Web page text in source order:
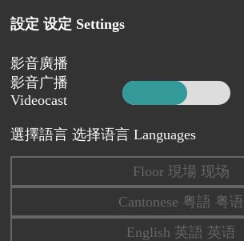
設定 设定 Settings
影音廣播
影音广播
Videocast
選擇語言 选择语言 Languages
Floor 現場 现场
Cantonese 粤語 粤语
English 英語 英语